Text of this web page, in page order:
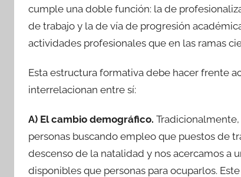
cumple una doble función: la de
de trabajo y la de vía de progresión
actividades profesionales que en las ramas
Esta estructura formativa debe hacer frente
interrelacionan entre sí:
A) El cambio demográfico.
personas buscando empleo que puestos de
descenso de la natalidad y nos acercamos a
disponibles que personas para ocuparlos.